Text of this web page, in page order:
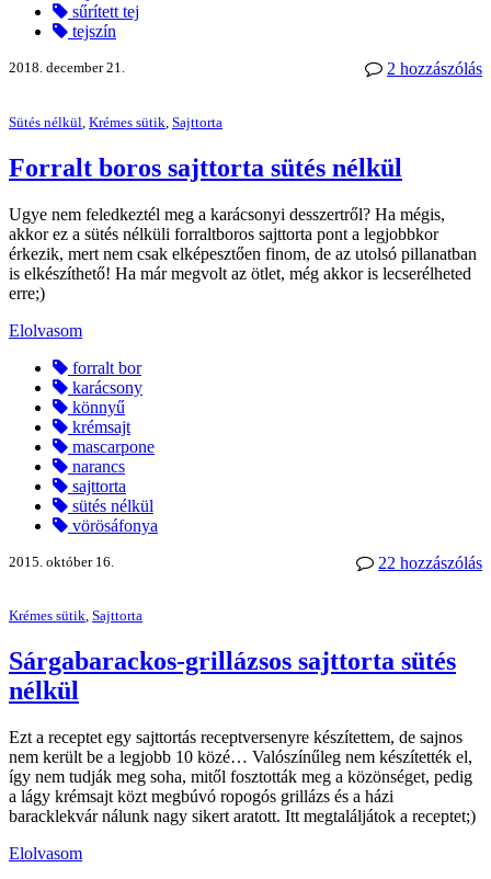
sűrített tej
tejszín
2 hozzászólás
2018. december 21.
Sütés nélkül Krémes sütik Sajttorta
Forralt boros sajttorta sütés nélkül
Ugye nem feledkeztél meg a karácsonyi desszertről? Ha mégis,
akkor ez a sütés nélküli forraltboros sajttorta pont a legjobbkor
érkezik, mert nem csak elképesztően finom, de az utolsó pillanatban
is elkészíthető! Ha már megvolt az ötlet, még akkor is lecserélheted
erre;)
Elolvasom
forralt bor
karácsony
könnyű
krémsajt
mascarpone
narancs
sajttorta
sütés nélkül
vörösáfonya
22 hozzászólás
2015. október 16.
Krémes sütik Sajttorta
Sárgabarackos-grillázsos sajttorta sütés
nélkül
Ezt a receptet egy sajttortás receptversenyre készítettem, de sajnos
nem került be a legjobb 10 közé… Valószínűleg nem készítették el,
így nem tudják meg soha, mitől fosztották meg a közönséget, pedig
a lágy krémsajt közt megbúvó ropogós grillázs és a házi
baracklekvár nálunk nagy sikert aratott. Itt megtaláljátok a receptet;)
Elolvasom